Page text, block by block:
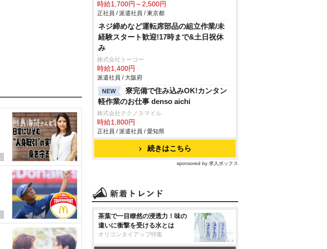
時給1,700円～2,500円
正社員 / 派遣社員 / 東京都
ネジ締めなど運転席部品の組立作業/未
経験スタート歓迎!17時まで&土日祝休
み
株式会社トーコー
時給1,400円
派遣社員 / 大阪府
NEW
寮完備で住み込みOK!カンタン
軽作業のお仕事 denso aichi
株式会社テクノスマイル
時給1,800円
正社員 / 派遣社員 / 愛知県
続きはこちら
sponsored by 求人ボックス
茶葉で一目瞭然の浸透力！味の
違いに衝撃を受ける水とは
オリコンタイアップ特集